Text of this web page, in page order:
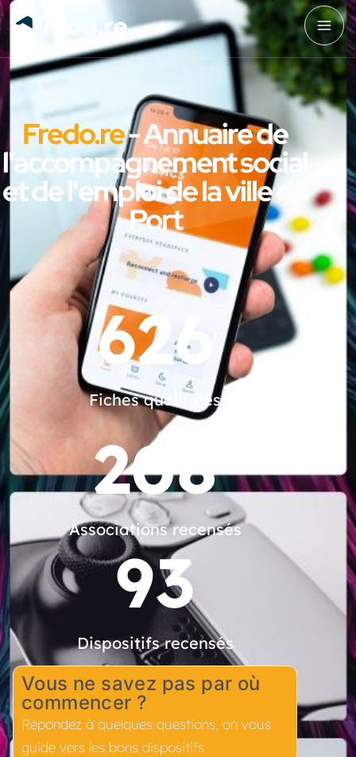
Fredo.re- Annuaire de
l'accompagnement social
et de l'emploi de la ville du
Port
626
Fiches qualifiées
208
Associations recensés
93
Dispositifs recensés
Vous ne savez pas par où
commencer ?
Répondez à quelques questions, on vous
guide vers les bons dispositifs